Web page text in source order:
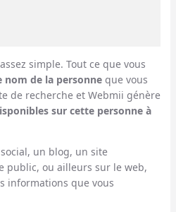
simple. Tout ce que vous
de la personneque vous
de recherche et Webmii génère
sur cette personne à
un blog, un site
public, ou ailleurs sur le web,
informations que vous